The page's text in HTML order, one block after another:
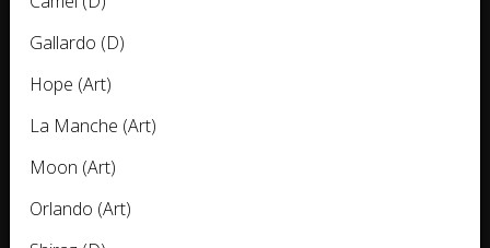
Gallardo (D)
Hope (Art)
La Manche (Art)
Moon (Art)
Orlando (Art)